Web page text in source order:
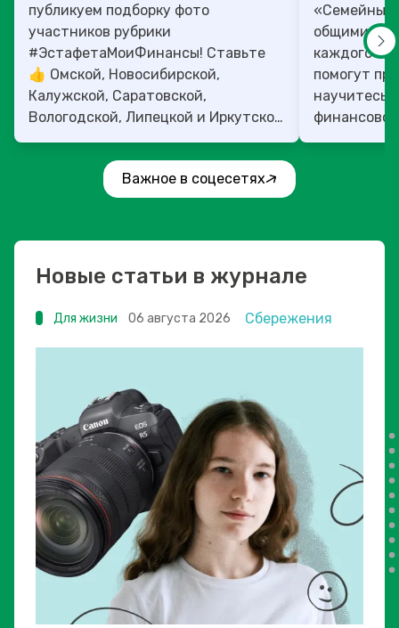
публикуем подборку фото
участников рубрики
#ЭстафетаМоиФинансы! Ставьте
👍 Омской, Новосибирской,
Калужской, Саратовской,
Вологодской, Липецкой и Иркутской
областям!
«Семейный
общими
каждого»!
помогут
научитесь:
Важное в соцесетях
Новые статьи в журнале
Для жизни 06 августа 2026 Сбережения